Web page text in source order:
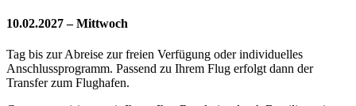
10.02.2027 – Mittwoch
Tag bis zur Abreise zur freien Verfügung oder individuelles
Anschlussprogramm. Passend zu Ihrem Flug erfolgt dann der
Transfer zum Flughafen.